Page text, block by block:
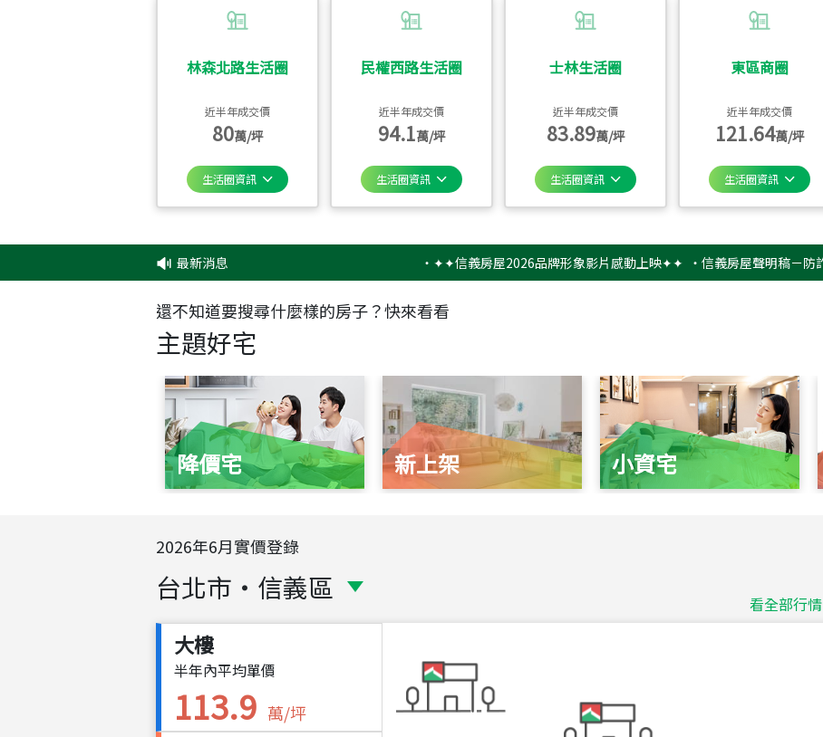
林森北路生活圈
近半年成交價
80萬/坪
生活圈資訊
民權西路生活圈
近半年成交價
94.1萬/坪
生活圈資訊
士林生活圈
近半年成交價
83.89萬/坪
生活圈資訊
東區商圈
近半年成交價
121.64萬/坪
生活圈資訊
最新消息 ✦✦信義房屋2026品牌形象影片感動上映✦✦ ‧信義房屋聲明稿－防詐騙提醒
還不知道要搜尋什麼樣的房子？快來看看
主題好宅
降價宅 新上架 小資宅
2026年6月實價登錄
台北市 ・ 信義區 看全部行情
大樓
半年內平均單價
113.9 萬/坪
台北市中山區長春路